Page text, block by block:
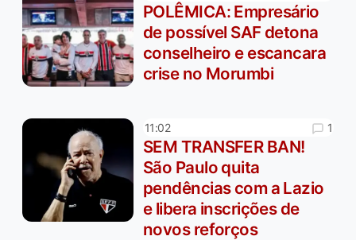
POLÊMICA: Empresário
de possível SAF detona
conselheiro e escancara
crise no Morumbi
11:02 1
SEM TRANSFER BAN!
São Paulo quita
pendências com a Lazio
e libera inscrições de
novos reforços